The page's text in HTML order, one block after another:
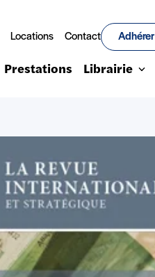
Locations Contact Adhérer
Prestations Librairie